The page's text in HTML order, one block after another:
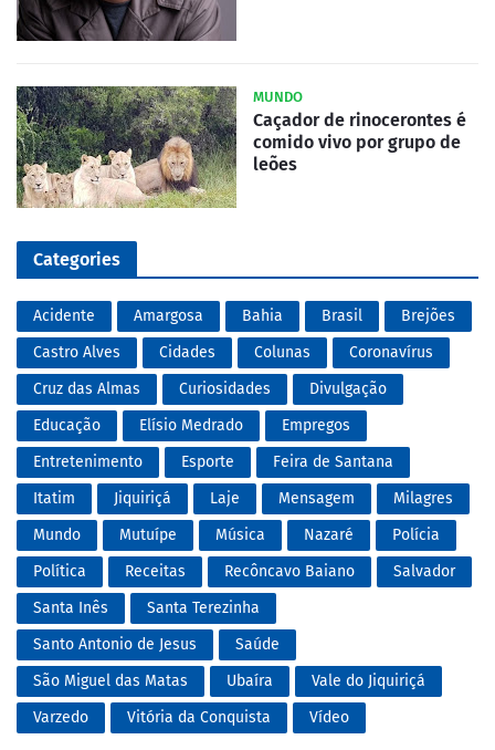
MUNDO
Caçador de rinocerontes é
comido vivo por grupo de
leões
Categories
Acidente Amargosa Bahia Brasil
Brejões
Castro Alves
Cidades Colunas
Coronavírus
Cruz das Almas
Curiosidades
Divulgação
Educação
Elísio Medrado
Empregos
Entretenimento
Esporte
Feira de Santana
Itatim
Jiquiriçá Laje Mensagem
Milagres
Mundo
Mutuípe Música Nazaré
Polícia
Política
Receitas Recôncavo Baiano
Salvador
Santa Inês
Santa Terezinha
Santo Antonio de Jesus
Saúde
São Miguel das Matas
Ubaíra
Vale do Jiquiriçá
Varzedo
Vitória da Conquista Vídeo